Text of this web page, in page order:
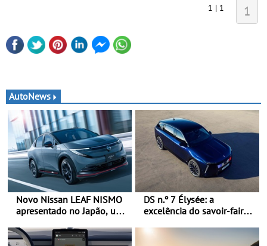
1 | 1 1
AutoNews
Novo Nissan LEAF NISMO
apresentado no Japão, uma
desportiva do SUV 100%
DS n.º 7 Élysée: a
excelência do savoir-faire
presidente da República